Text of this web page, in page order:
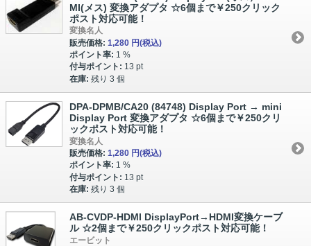
MI(メス) 変換アダプタ ☆6個まで￥250クリック
ポスト対応可能！
変換名人
販売価格: 1,280 円(税込)
ポイント率: 1 %
付与ポイント: 13 pt
在庫: 残り 3 個
DPA-DPMB/CA20 (84748) Display Port → mini
Display Port 変換アダプタ ☆6個まで￥250クリ
ックポスト対応可能！
変換名人
販売価格: 1,280 円(税込)
ポイント率: 1 %
付与ポイント: 13 pt
在庫: 残り 3 個
AB-CVDP-HDMI DisplayPort→HDMI変換ケーブ
ル ☆2個まで￥250クリックポスト対応可能！
エービット